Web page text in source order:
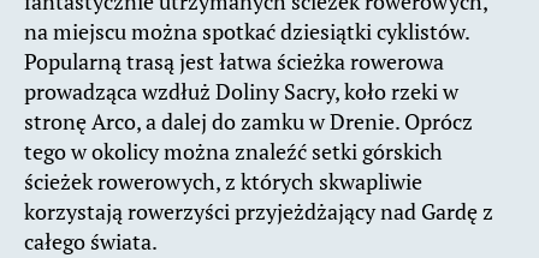
na miejscu można spotkać dziesiątki cyklistów.
Popularną trasą jest łatwa ścieżka rowerowa
prowadząca wzdłuż Doliny Sacry, koło rzeki w
stronę Arco, a dalej do zamku w Drenie. Oprócz
tego w okolicy można znaleźć setki górskich
ścieżek rowerowych, z których skwapliwie
korzystają rowerzyści przyjeżdżający nad Gardę z
całego świata.